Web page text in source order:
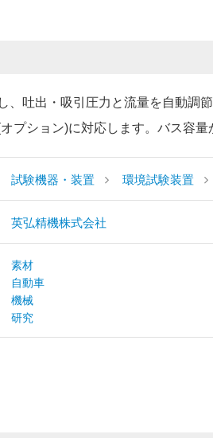
、吐出・吸引圧力と流量を自動調
プション)に対応します。バス容量
試験機器・装置 環境試験装置
英弘精機株式会社
素材
自動車
機械
研究